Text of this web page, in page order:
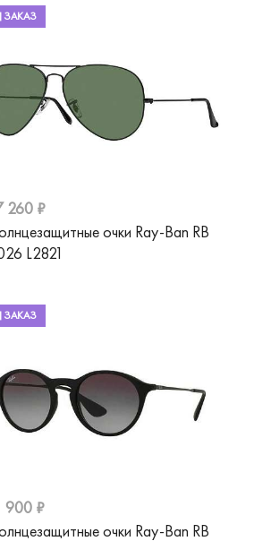
ЗАКАЗ
260 ₽
очки Ray-Ban RB
L2821
ЗАКАЗ
900 ₽
очки Ray-Ban RB